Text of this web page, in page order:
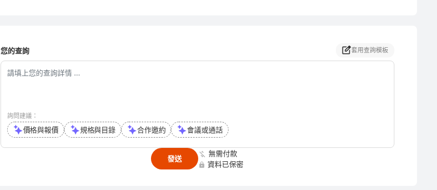
您的查詢 套用查詢模板
詢問建議：
價格與報價 規格與目錄 合作邀約 會議或通話
發送
無需付款
資料已保密